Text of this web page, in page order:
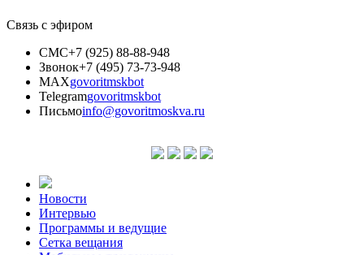
Связь с эфиром
СМС+7 (925) 88-88-948
Звонок+7 (495) 73-73-948
MAXgovoritmskbot
Telegramgovoritmskbot
Письмоinfo@govoritmoskva.ru
Новости
Интервью
Программы и ведущие
Сетка вещания